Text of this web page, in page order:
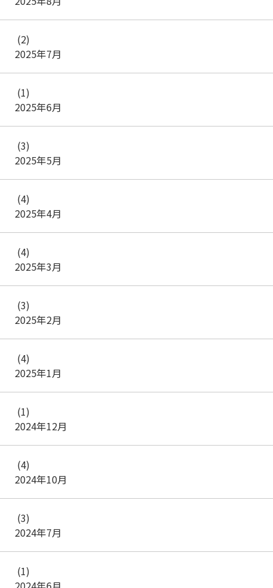
2025年7月
(2)
2025年6月
(1)
2025年5月
(3)
2025年4月
(4)
2025年3月
(4)
2025年2月
(3)
2025年1月
(4)
2024年12月
(1)
2024年10月
(4)
2024年7月
(3)
(1)